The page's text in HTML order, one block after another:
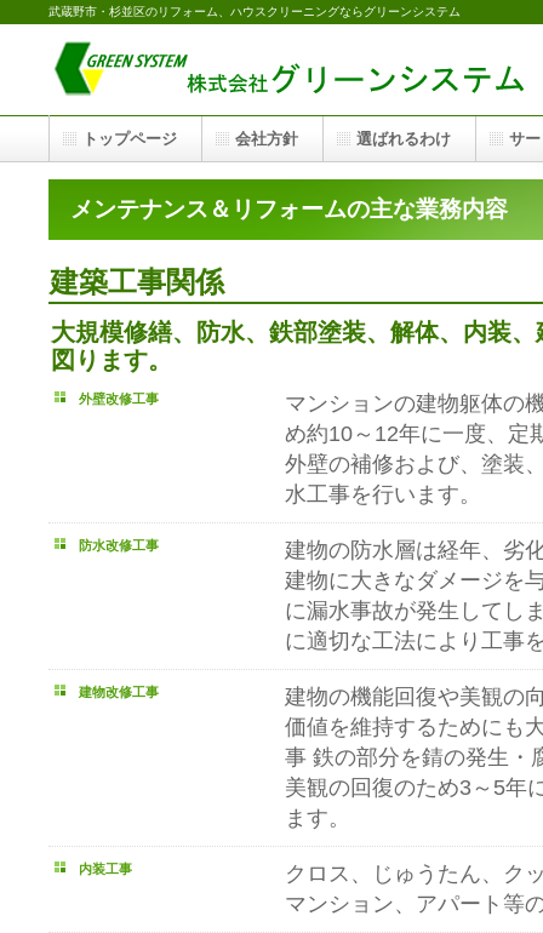
武蔵野市・杉並区のリフォーム、ハウスクリーニングならグリーンシステム
メンテナンス＆リフォームの主な業務内容
建築工事関係
大規模修繕、防水、鉄部塗装、解体、内装
図ります。
外壁改修工事
マンションの建物躯体の
め約10～12年に一度、定
外壁の補修および、塗装
水工事を行います。
防水改修工事
建物の防水層は経年、劣
建物に大きなダメージを
に漏水事故が発生してし
に適切な工法により工事
建物改修工事
建物の機能回復や美観の
価値を維持するためにも
事 鉄の部分を錆の発生・
美観の回復のため3～5年
ます。
内装工事
クロス、じゅうたん、ク
マンション、アパート等
トップページ 会社方針 選ばれるわけ サ